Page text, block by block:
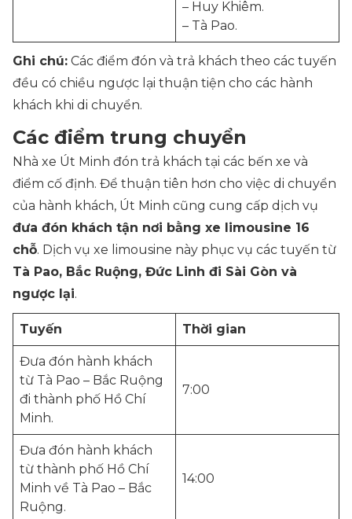
– Huy Khiêm.
– Tà Pao.
Ghi chú: Các điểm đón và trả khách theo các tuyến
đều có chiều ngược lại thuận tiện cho các hành
khách khi di chuyển.
Các điểm trung chuyển
Nhà xe Út Minh đón trả khách tại các bến xe và
điểm cố định. Để thuận tiên hơn cho việc di chuyển
của hành khách, Út Minh cũng cung cấp dịch vụ
đưa đón khách tận nơi bằng xe limousine 16
chỗ. Dịch vụ xe limousine này phục vụ các tuyến từ
Tà Pao, Bắc Ruộng, Đức Linh đi Sài Gòn và
ngược lại.
Tuyến Thời gian
Đưa đón hành khách
từ Tà Pao – Bắc Ruộng
đi thành phố Hồ Chí
Minh.
7:00
Đưa đón hành khách
từ thành phố Hồ Chí
Minh về Tà Pao – Bắc
Ruộng.
14:00